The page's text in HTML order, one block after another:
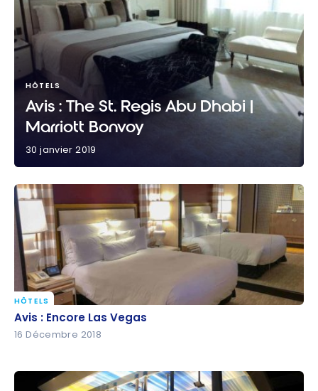
HÔTELS
Avis : The St. Regis Abu Dhabi |
Marriott Bonvoy
30 janvier 2019
Avis : Encore Las Vegas
HÔTELS
Avis : Encore Las Vegas
16 Décembre 2018